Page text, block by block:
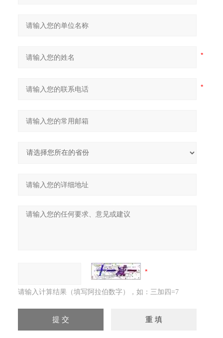
请输入计算结果（填写阿拉伯数字），如：三加四=7